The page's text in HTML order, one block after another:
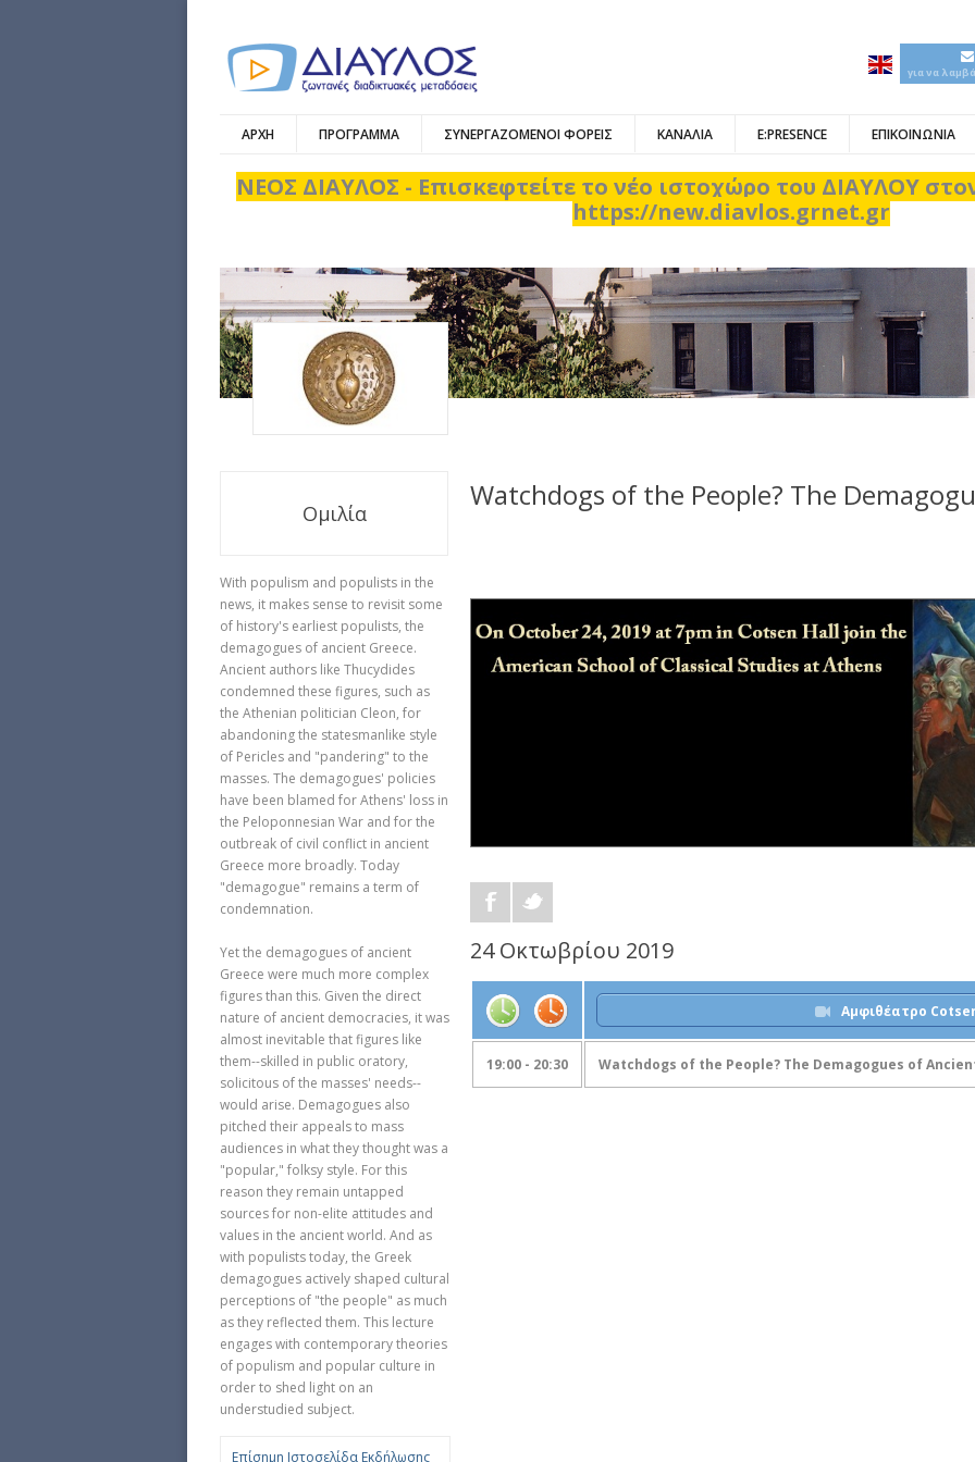
για να
ΑΡΧΗ ΠΡΟΓΡΑΜΜΑ ΣΥΝΕΡΓΑΖΟΜΕΝΟΙ ΦΟΡΕΙΣ ΚΑΝΑΛΙΑ E:PRESENCE ΕΠΙΚΟΙΝΩΝΙΑ
ΝΕΟΣ ΔΙΑΥΛΟΣ - Επισκεφτείτε το νέο ιστοχώρο του ΔΙΑΥΛΟΥ
https://new.diavlos.grnet.gr
Watchdogs of the People? The
Ομιλία
With populism and populists in the
news, it makes sense to revisit some
of history's earliest populists, the
demagogues of ancient Greece.
Ancient authors like Thucydides
condemned these figures, such as
the Athenian politician Cleon, for
abandoning the statesmanlike style
of Pericles and "pandering" to the
masses. The demagogues' policies
have been blamed for Athens' loss in
the Peloponnesian War and for the
outbreak of civil conflict in ancient
Greece more broadly. Today
"demagogue" remains a term of
condemnation.
Yet the demagogues of ancient
Greece were much more complex
figures than this. Given the direct
nature of ancient democracies, it was
almost inevitable that figures like
them--skilled in public oratory,
solicitous of the masses' needs--
would arise. Demagogues also
pitched their appeals to mass
audiences in what they thought was a
"popular," folksy style. For this
reason they remain untapped
sources for non-elite attitudes and
values in the ancient world. And as
with populists today, the Greek
demagogues actively shaped cultural
perceptions of "the people" as much
as they reflected them. This lecture
engages with contemporary theories
of populism and popular culture in
order to shed light on an
understudied subject.
Επίσημη Ιστοσελίδα Εκδήλωσης
24 Οκτωβρίου 2019
Αμφιθέατρο
19:00 - 20:30 Watchdogs of the People? The Demagogues of